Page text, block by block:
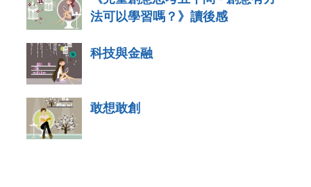
法可以學習嗎？》讀後感
科技與金融
敢想敢創